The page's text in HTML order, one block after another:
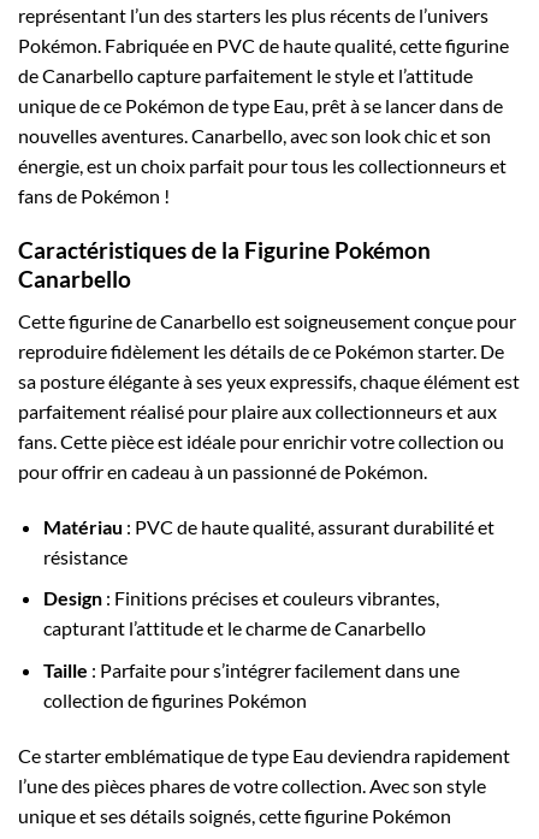
représentant l’un des starters les plus récents de l’univers
Pokémon. Fabriquée en PVC de haute qualité, cette figurine
de Canarbello capture parfaitement le style et l’attitude
unique de ce Pokémon de type Eau, prêt à se lancer dans de
nouvelles aventures. Canarbello, avec son look chic et son
énergie, est un choix parfait pour tous les collectionneurs et
fans de Pokémon !
Caractéristiques de la Figurine Pokémon
Canarbello
Cette figurine de Canarbello est soigneusement conçue pour
reproduire fidèlement les détails de ce Pokémon starter. De
sa posture élégante à ses yeux expressifs, chaque élément est
parfaitement réalisé pour plaire aux collectionneurs et aux
fans. Cette pièce est idéale pour enrichir votre collection ou
pour offrir en cadeau à un passionné de Pokémon.
Matériau : PVC de haute qualité, assurant durabilité et
résistance
Design: Finitions précises et couleurs vibrantes,
capturant l’attitude et le charme de Canarbello
Taille : Parfaite pour s’intégrer facilement dans une
collection de figurines Pokémon
Ce starter emblématique de type Eau deviendra rapidement
l’une des pièces phares de votre collection. Avec son style
unique et ses détails soignés, cette figurine Pokémon